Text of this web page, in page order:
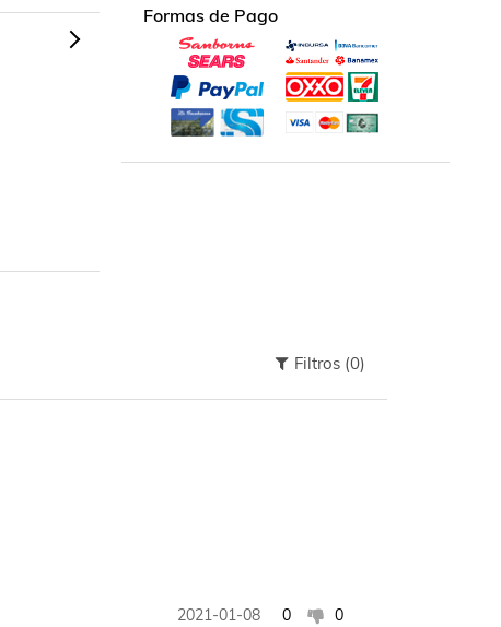
Formas de Pago
Filtros (0)
2021-01-08 0 0